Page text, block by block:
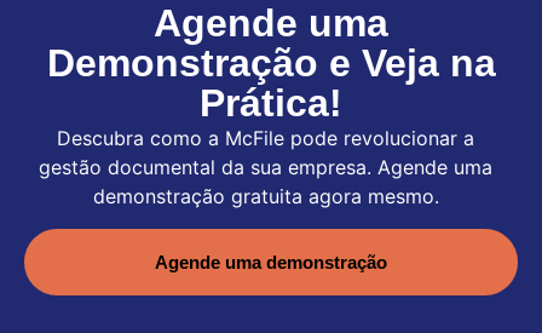
Agende uma
Demonstração e Veja na
Prática!
Descubra como a McFile pode revolucionar a
gestão documental da sua empresa. Agende uma
demonstração gratuita agora mesmo.
Agende uma demonstração